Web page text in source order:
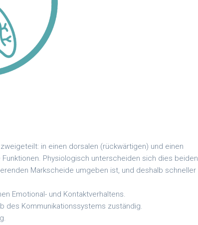
in einen dorsalen (rückwärtigen) und einen
Physiologisch unterscheiden sich dies beiden
Markscheide umgeben ist, und deshalb schneller
Emotional- und Kontaktverhaltens.
des Kommunikationssystems zuständig.